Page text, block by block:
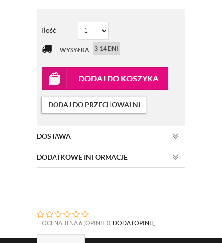
Ilość
WYSYŁKA 3-14 DNI
DODAJ DO KOSZYKA
DODAJ DO PRZECHOWALNI
DOSTAWA
DODATKOWE INFORMACJE
OCENA: 0 NA 6 (OPINII: 0) DODAJ OPINIĘ